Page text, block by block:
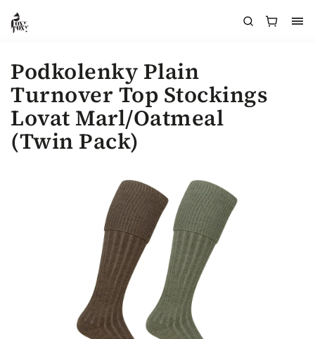
Podkolenky Plain
Turnover Top Stockings
Lovat Marl/Oatmeal
(Twin Pack)